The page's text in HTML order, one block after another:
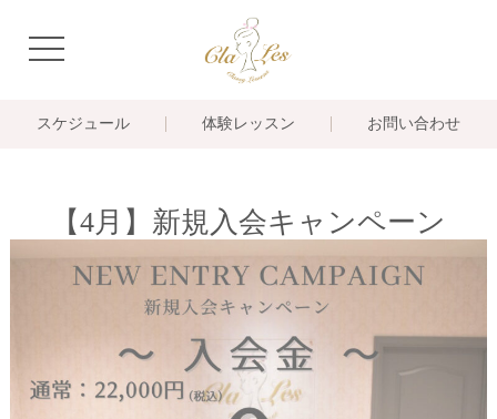
navigation
スケジュール 体験レッスン お問い合わせ
【4月】新規入会キャンペーン